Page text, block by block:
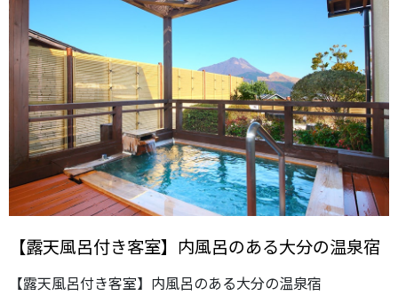
【露天風呂付き客室】内風呂のある大分の温泉宿
【露天風呂付き客室】内風呂のある大分の温泉宿